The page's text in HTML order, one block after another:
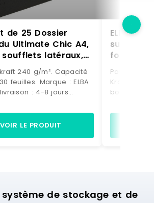
de 25 Dossier
Ultimate Chic A4,
soufflets latéraux,
coloris anthracite
240 g/m². Capacité
feuilles. Marque : ELBA
: 4-8 jours
VOIR LE PRODUIT
ELBA
fond V,
Pour
Kraft 240
bouton
incluses).
système de stockage et de